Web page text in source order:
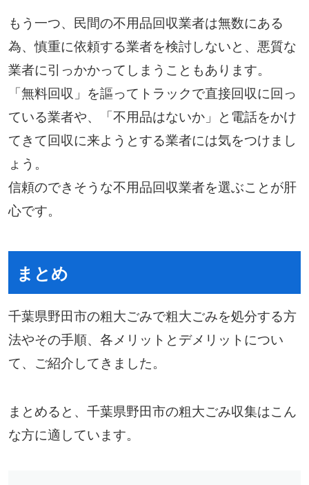
もう一つ、民間の不用品回収業者は無数にある
為、慎重に依頼する業者を検討しないと、悪質な
業者に引っかかってしまうこともあります。
「無料回収」を謳ってトラックで直接回収に回っ
ている業者や、「不用品はないか」と電話をかけ
てきて回収に来ようとする業者には気をつけまし
ょう。
信頼のできそうな不用品回収業者を選ぶことが肝
心です。
まとめ
千葉県野田市の粗大ごみで粗大ごみを処分する方
法やその手順、各メリットとデメリットについ
て、ご紹介してきました。
まとめると、千葉県野田市の粗大ごみ収集はこん
な方に適しています。